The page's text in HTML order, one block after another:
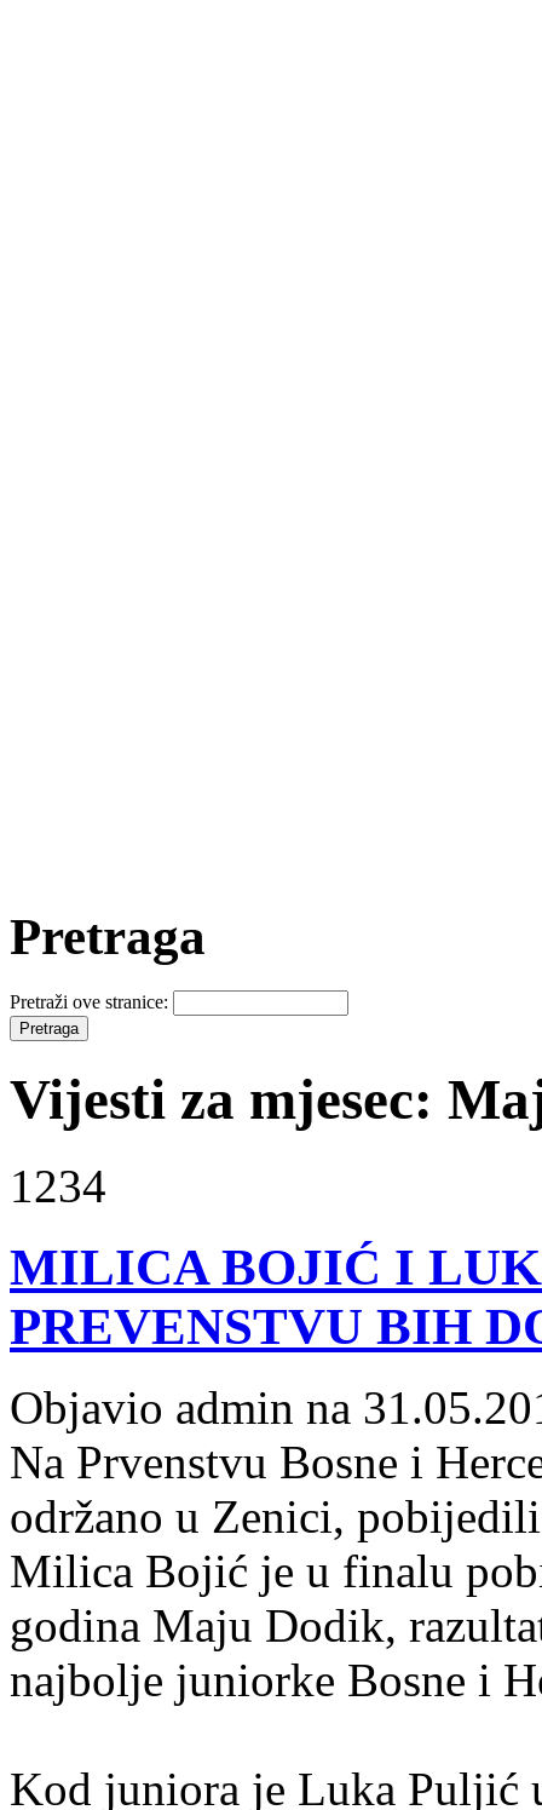
Pretraga
Pretraži ove stranice:
Vijesti za mjesec:
1234
MILICA BOJIĆ I
PREVENSTVU BIH
Objavio admin na
Na Prvenstvu Bosne i
održano u Zenici,
Milica Bojić je u finalu
godina Maju Dodik,
najbolje juniorke Bosne i
Kod juniora je Luka Puljić